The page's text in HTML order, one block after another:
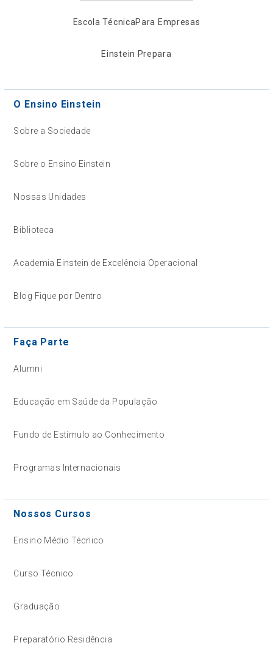
Escola TécnicaPara Empresas
Einstein Prepara
O Ensino Einstein
Sobre a Sociedade
Sobre o Ensino Einstein
Nossas Unidades
Biblioteca
Academia Einstein de Excelência Operacional
Blog Fique por Dentro
Faça Parte
Alumni
Educação em Saúde da População
Fundo de Estímulo ao Conhecimento
Programas Internacionais
Nossos Cursos
Ensino Médio Técnico
Curso Técnico
Graduação
Preparatório Residência